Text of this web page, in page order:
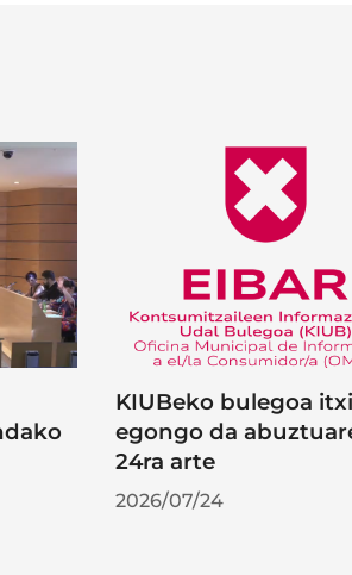
KIUBeko bulegoa
egongo da
24ra arte
2026/07/24